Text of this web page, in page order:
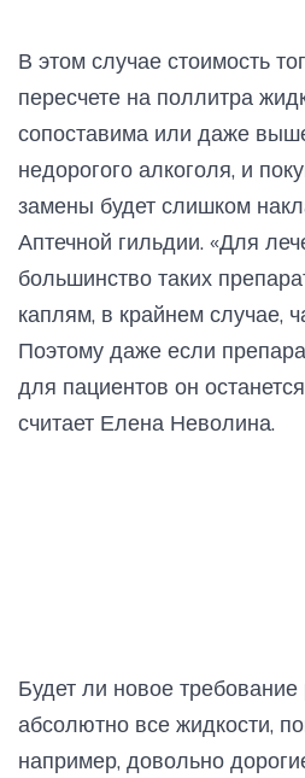
В этом случае стоимость
пересчете на поллитра
сопоставима или даже
недорогого алкоголя, и
замены будет слишком
Аптечной гильдии. «Для
большинство таких
каплям, в крайнем случае,
Поэтому даже если
для пациентов он
считает Елена Неволина.
Будет ли новое требование
абсолютно все жидкости,
например, довольно